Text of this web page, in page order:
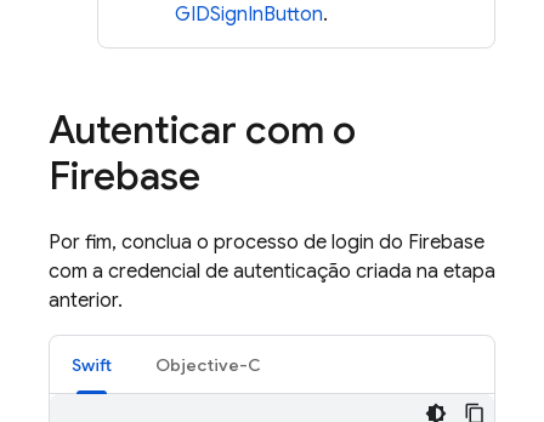
GIDSignInButton.
Autenticar com o
Firebase
Por fim, conclua o processo de login do Firebase
com a credencial de autenticação criada na etapa
anterior.
Swift Objective-C